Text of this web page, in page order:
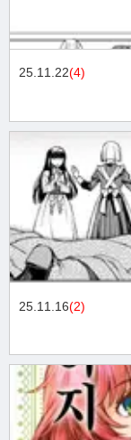
25.11.22(4)
25.11.16(2)